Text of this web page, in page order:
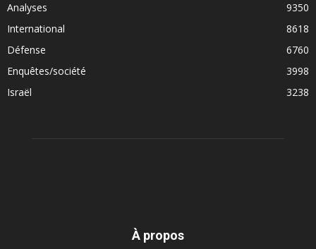
Analyses
9350
International
8618
Défense
6760
Enquêtes/société
3998
Israël
3238
À propos